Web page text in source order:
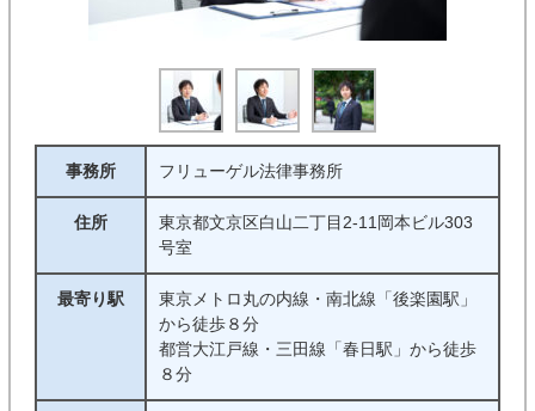
借金・債務整理
債権回収 不動産・建築
詐欺・消費者被害 インターネット
医療・介護問題 行政事件
条件
事務所 フリューゲル法律事務所
住所
東京都文京区白山二丁目2-11岡本ビル303
号室
最寄り駅
東京メトロ丸の内線・南北線「後楽園駅」
から徒歩８分
都営大江戸線・三田線「春日駅」から徒歩
８分